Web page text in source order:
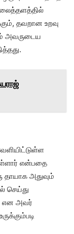
தவறான உறவு
அவருடைய
என்பதை
தாயாக அதுவும்
செய்து
என அவர்